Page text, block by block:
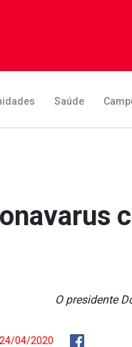
Saúde
O presidente
04/2020